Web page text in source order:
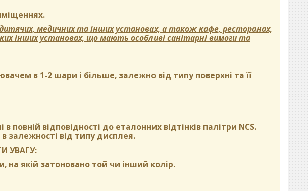
медичних та інших установах, а також кафе, ресторанах,
інших установах, що мають особливі санітарні вимоги та
в 1-2 шари і більше, залежно від типу поверхні та її
відповідності до еталонних відтінків палітри NCS.
залежності від типу дисплея.
УВАГУ:
на якій затоновано той чи інший колір.